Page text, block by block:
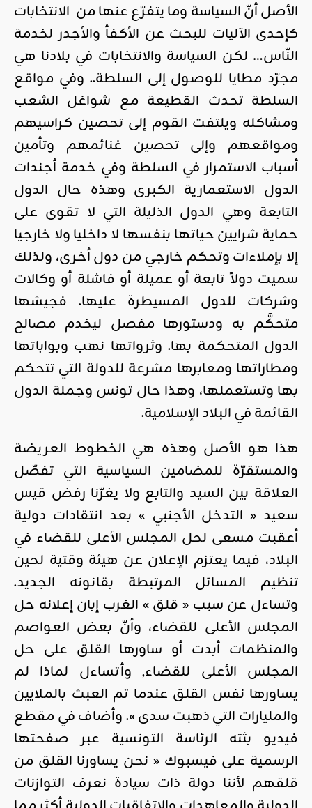
الأصل أنّ السياسة وما يتفرّع عنها من الانتخابات
كإحدى الآليات للبحث عن الأكفأ والأجدر لخدمة
النّاس… لكن السياسة والانتخابات في بلادنا هي
مجرّد مطايا للوصول إلى السلطة.. وفي مواقع
السلطة تحدث القطيعة مع شواغل الشعب
ومشاكله ويلتفت القوم إلى تحصين كراسيهم
ومواقعهم وإلى تحصين غنائمهم وتأمين
أسباب الاستمرار في السلطة وفي خدمة أجندات
الدول الاستعمارية الكبرى وهذه حال الدول
التابعة وهي الدول الذليلة التي لا تقوى على
حماية شرايين حياتها بنفسها لا داخليا ولا خارجيا
إلا بإملاءات وتحكم خارجي من دول أخرى، ولذلك
سميت دولاً تابعة أو عميلة أو فاشلة أو وكالات
وشركات للدول المسيطرة عليها. فجيشها
متحكَّم به ودستورها مفصل ليخدم مصالح
الدول المتحكمة بها. وثرواتها نهب وبواباتها
ومطاراتها ومعابرها مشرعة للدولة التي تتحكم
بها وتستعملها، وهذا حال تونس وجملة الدول
القائمة في البلاد الإسلامية.
هذا هو الأصل وهذه هي الخطوط العريضة
والمستقرّة للمضامين السياسية التي تفصّل
العلاقة بين السيد والتابع ولا يغرّنا رفض قيس
سعيد « التدخل الأجنبي » بعد انتقادات دولية
أعقبت مسعى لحل المجلس الأعلى للقضاء في
البلاد، فيما يعتزم الإعلان عن هيئة وقتية لحين
تنظيم المسائل المرتبطة بقانونه الجديد.
وتساءل عن سبب « قلق » الغرب إبان إعلانه حل
المجلس الأعلى للقضاء، وأنّ بعض العواصم
والمنظمات أبدت أو ساورها القلق على حل
المجلس الأعلى للقضاء, وأتساءل لماذا لم
يساورها نفس القلق عندما تم العبث بالملايين
والمليارات التي ذهبت سدى ». وأضاف في مقطع
فيديو بثته الرئاسة التونسية عبر صفحتها
الرسمية على فيسبوك « نحن يساورنا القلق من
قلقهم لأننا دولة ذات سيادة نعرف التوازنات